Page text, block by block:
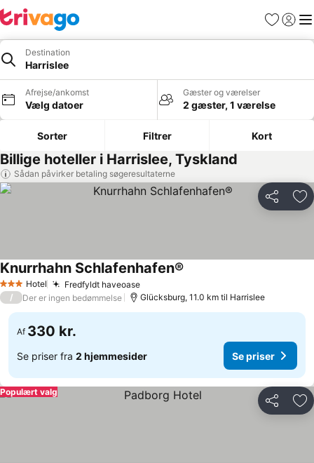
Favoritter
Log ind
Destination
Harrislee
Afrejse/ankomst
Vælg datoer
Gæster og værelser
2 gæster, 1 værelse
Sorter Filtrer Kort
Billige hoteller i Harrislee, Tyskland
Sådan påvirker betaling søgeresultaterne
Del
3 StjernerHotel Fredfyldt haveoase
Knurrhahn Schlafenhafen®
/ Der er ingen bedømmelse Glücksburg, 11.0 km til Harrislee
Af 330 kr.
Se priser fra 2 hjemmesider Se priser
Del
Populært valg